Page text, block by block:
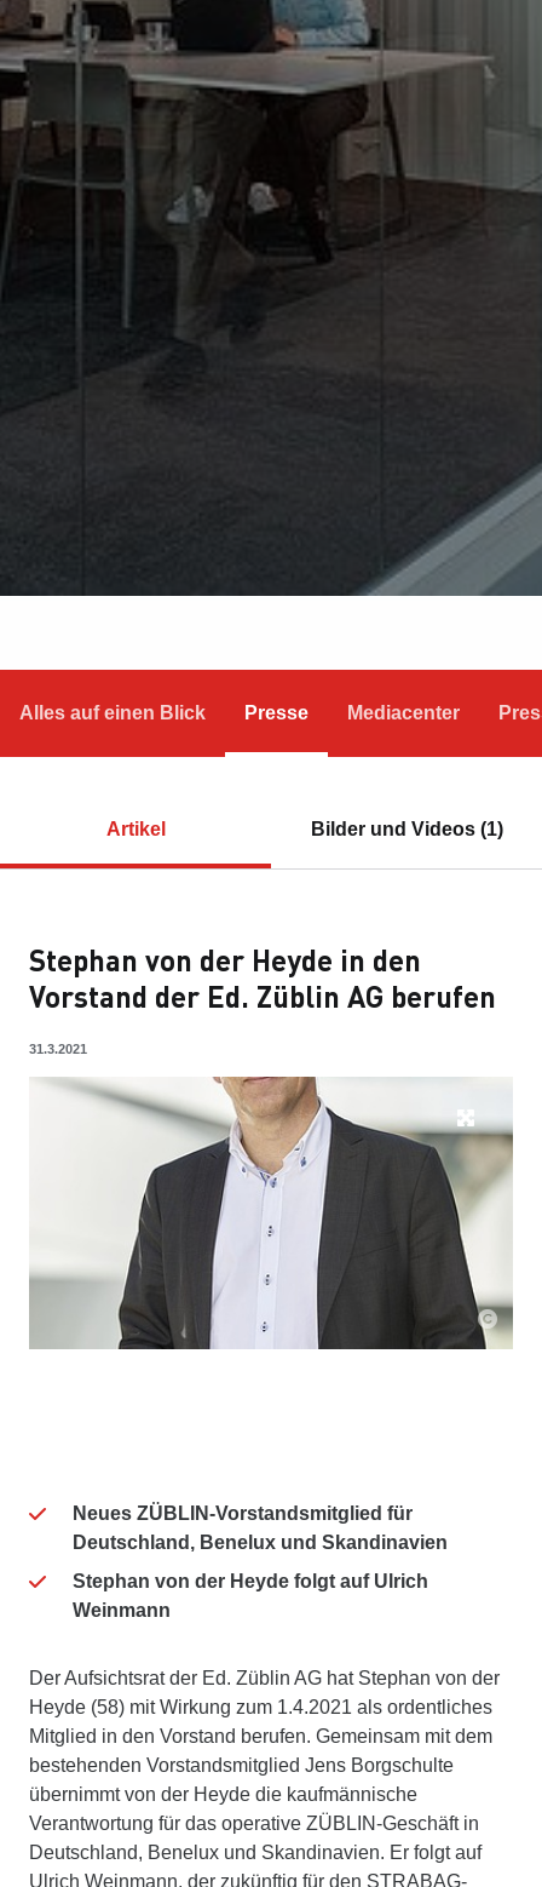
Alles auf einen Blick Presse Mediacenter
Artikel Bilder und Videos (1)
Stephan von der Heyde in den
Vorstand der Ed. Züblin AG berufen
31.3.2021
Neues ZÜBLIN-Vorstandsmitglied für
Deutschland, Benelux und Skandinavien
Stephan von der Heyde folgt auf Ulrich
Weinmann
Der Aufsichtsrat der Ed. Züblin AG hat Stephan von der
Heyde (58) mit Wirkung zum 1.4.2021 als ordentliches
Mitglied in den Vorstand berufen. Gemeinsam mit dem
bestehenden Vorstandsmitglied Jens Borgschulte
übernimmt von der Heyde die kaufmännische
Verantwortung für das operative ZÜBLIN-Geschäft in
Deutschland, Benelux und Skandinavien. Er folgt auf
Ulrich Weinmann, der zukünftig für den STRABAG-